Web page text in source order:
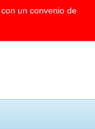
un convenio de